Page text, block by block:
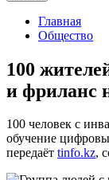
Главная
Общество
100
и фриланс
100 человек с
обучение
передаёт tinfo.kz,